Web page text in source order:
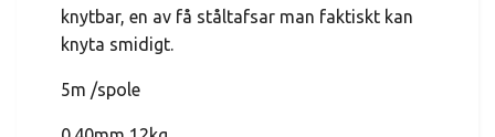
knytbar, en av få ståltafsar man faktiskt kan
knyta smidigt.
5m /spole